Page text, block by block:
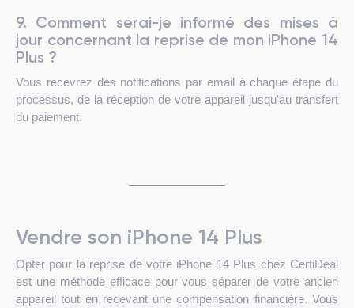
9. Comment serai-je informé des mises à
jour concernant la reprise de mon iPhone 14
Plus ?
Vous recevrez des notifications par email à chaque étape du
processus, de la réception de votre appareil jusqu'au transfert
du paiement.
Vendre son iPhone 14 Plus
Opter pour la reprise de votre iPhone 14 Plus chez CertiDeal
est une méthode efficace pour vous séparer de votre ancien
appareil tout en recevant une compensation financière. Vous